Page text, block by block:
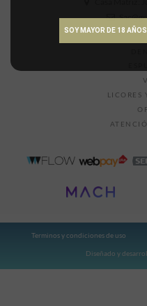
LICORES
SOY MAYOR DE 18 AÑOS
Terminos y condiciones de uso
Diseñado y